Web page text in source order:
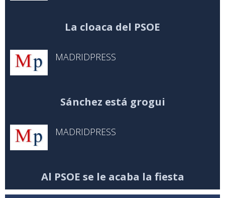
La cloaca del PSOE
MADRIDPRESS
Sánchez está grogui
MADRIDPRESS
Al PSOE se le acaba la fiesta